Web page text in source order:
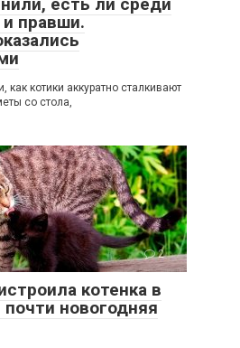
правши.
как котики аккуратно сталкивают
со стола,
2
котенка в
новогодняя